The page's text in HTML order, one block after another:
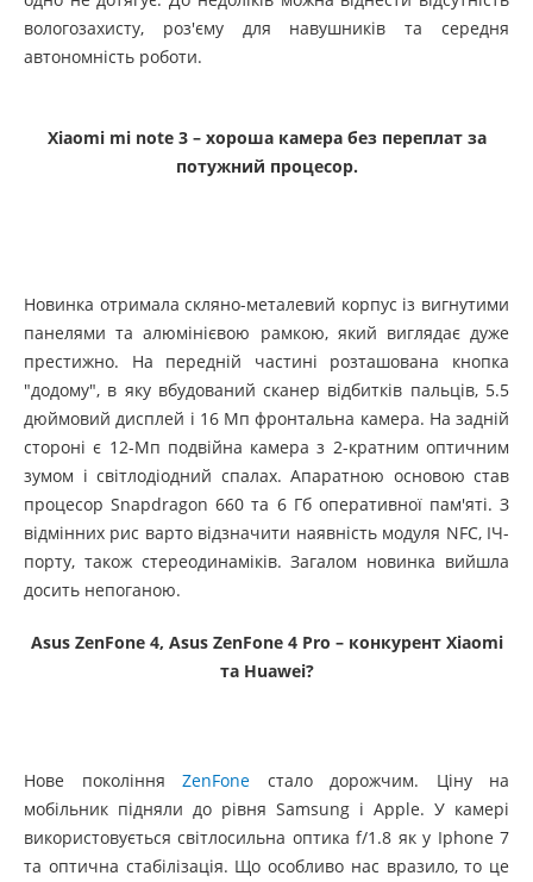
вологозахисту, роз'єму для навушників та середня
автономність роботи.
Xiaomi mi note 3 – хороша камера без переплат за
потужний процесор.
Новинка отримала скляно-металевий корпус із вигнутими
панелями та алюмінієвою рамкою, який виглядає дуже
престижно. На передній частині розташована кнопка
"додому", в яку вбудований сканер відбитків пальців, 5.5
дюймовий дисплей і 16 Мп фронтальна камера. На задній
стороні є 12-Мп подвійна камера з 2-кратним оптичним
зумом і світлодіодний спалах. Апаратною основою став
процесор Snapdragon 660 та 6 Гб оперативної пам'яті. З
відмінних рис варто відзначити наявність модуля NFC, ІЧ-
порту, також стереодинаміків. Загалом новинка вийшла
досить непоганою.
Asus ZenFone 4, Asus ZenFone 4 Pro – конкурент Xiaomi
та Huawei?
Нове покоління ZenFone стало дорожчим. Ціну на
мобільник підняли до рівня Samsung і Apple. У камері
використовується світлосильна оптика f/1.8 як у Iphone 7
та оптична стабілізація. Що особливо нас вразило, то це